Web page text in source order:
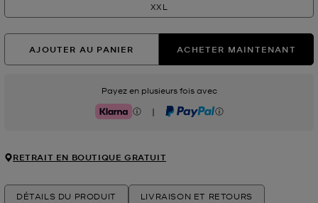
XXL
AJOUTER AU PANIER ACHETER MAINTENANT
Payez en plusieurs fois avec
Klarna | PayPal
RETRAIT EN BOUTIQUE GRATUIT
DÉTAILS DU PRODUIT LIVRAISON ET RETOURS